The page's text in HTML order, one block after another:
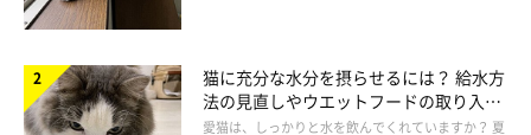
猫に充分な水分を摂らせるには？ 給水方
法の見直しやウエットフードの取り入れ
方を解説
愛猫は、しっかりと水を飲んでくれていますか？ 夏